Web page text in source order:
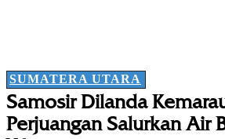
SUMATERA UTARA
Samosir Dilanda
Perjuangan Salurkan Air